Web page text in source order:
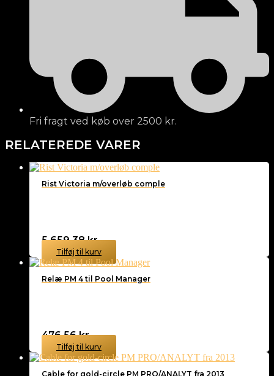
Fri fragt ved køb over 2500 kr.
RELATEREDE VARER
Rist Victoria m/overløb comple
5.659,38kr.
Tilføj til kurv
Relæ PM 4 til Pool Manager
476,56kr.
Tilføj til kurv
Cable for gold-circle PM PRO/ANALYT fra 2013